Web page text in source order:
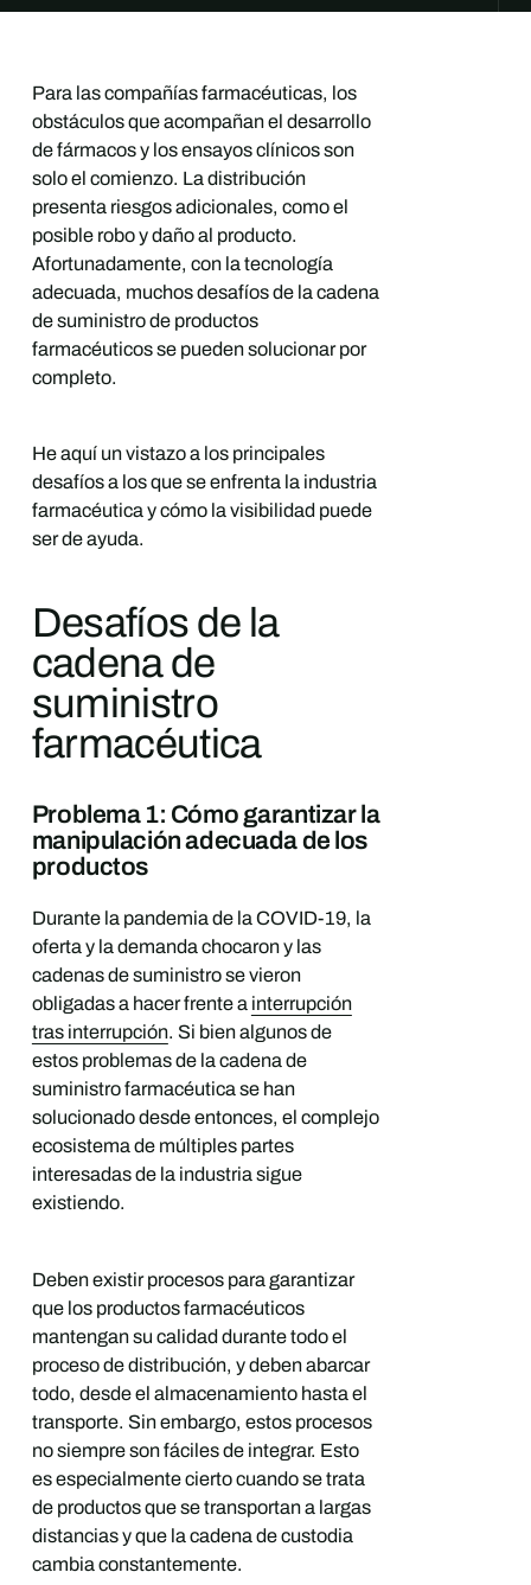
Para las compañías farmacéuticas, los
obstáculos que acompañan el desarrollo
de fármacos y los ensayos clínicos son
solo el comienzo. La distribución
presenta riesgos adicionales, como el
posible robo y daño al producto.
Afortunadamente, con la tecnología
adecuada, muchos desafíos de la cadena
de suministro de productos
farmacéuticos se pueden solucionar por
completo.
He aquí un vistazo a los principales
desafíos a los que se enfrenta la industria
farmacéutica y cómo la visibilidad puede
ser de ayuda.
Desafíos de la
cadena de
suministro
farmacéutica
Problema 1: Cómo garantizar la
manipulación adecuada de los
productos
Durante la pandemia de la COVID-19, la
oferta y la demanda chocaron y las
cadenas de suministro se vieron
obligadas a hacer frente a interrupción
tras interrupción. Si bien algunos de
estos problemas de la cadena de
suministro farmacéutica se han
solucionado desde entonces, el complejo
ecosistema de múltiples partes
interesadas de la industria sigue
existiendo.
Deben existir procesos para garantizar
que los productos farmacéuticos
mantengan su calidad durante todo el
proceso de distribución, y deben abarcar
todo, desde el almacenamiento hasta el
transporte. Sin embargo, estos procesos
no siempre son fáciles de integrar. Esto
es especialmente cierto cuando se trata
de productos que se transportan a largas
distancias y que la cadena de custodia
cambia constantemente.